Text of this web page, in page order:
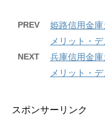
PREV
姫路信用金
メリット・
NEXT
兵庫信用金
メリット・
スポンサーリンク